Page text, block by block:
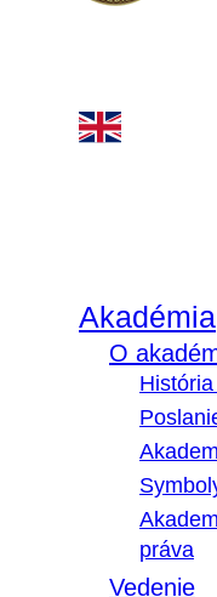
Akadémia
O
práva
Vedenie